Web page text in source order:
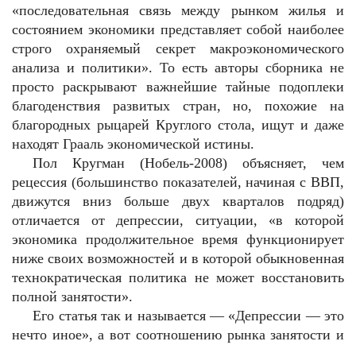
«последовательная связь между рынком жилья и
состоянием экономики представляет собой наиболее
строго охраняемый секрет макроэкономического
анализа и политики». То есть авторы сборника не
просто раскрывают важнейшие тайные подоплеки
благоденствия развитых стран, но, похожие на
благородных рыцарей Круглого стола, ищут и даже
находят Грааль экономической истины.
Пол Кругман (Нобель-2008) объясняет, чем
рецессия (большинство показателей, начиная с ВВП,
движутся вниз больше двух кварталов подряд)
отличается от депрессии, ситуации, «в которой
экономика продолжительное время функционирует
ниже своих возможностей и в которой обыкновенная
технократическая политика не может восстановить
полной занятости».
Его статья так и называется — «Депрессии — это
нечто иное», а вот соотношению рынка занятости и